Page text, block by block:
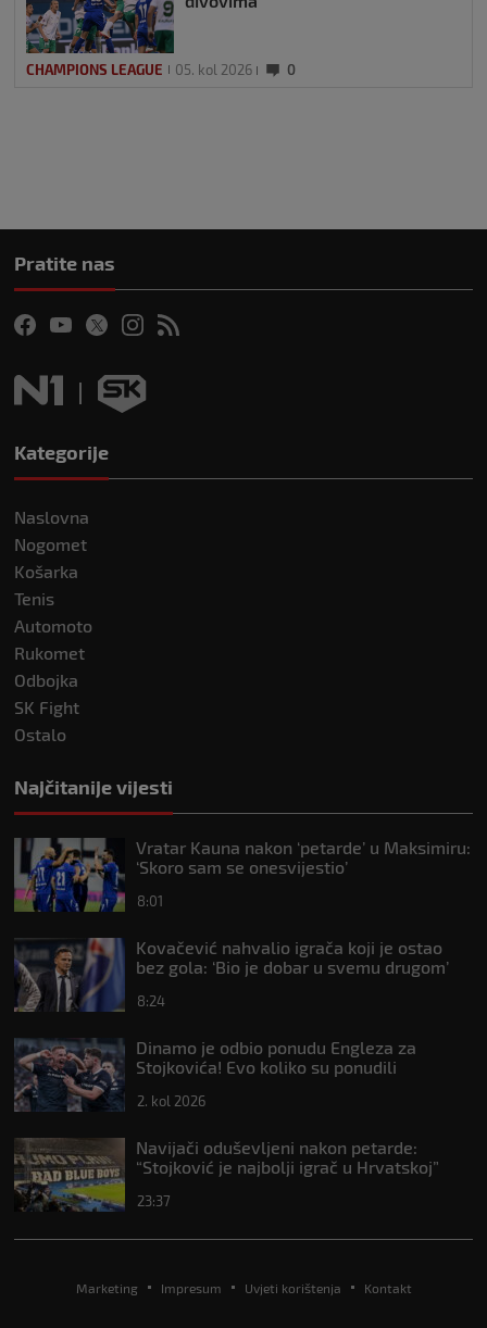
CHAMPIONS LEAGUE 05. kol 2026 0
Pratite nas
Kategorije
Naslovna
Nogomet
Košarka
Tenis
Automoto
Rukomet
Odbojka
SK Fight
Ostalo
Najčitanije vijesti
Vratar Kauna nakon ‘petarde’ u Maksimiru:
‘Skoro sam se onesvijestio’
8:01
Kovačević nahvalio igrača koji je ostao
bez gola: ‘Bio je dobar u svemu drugom’
8:24
Dinamo je odbio ponudu Engleza za
Stojkovića! Evo koliko su ponudili
2. kol 2026
Navijači oduševljeni nakon petarde:
“Stojković je najbolji igrač u Hrvatskoj”
23:37
Marketing Impresum Uvjeti korištenja Kontakt